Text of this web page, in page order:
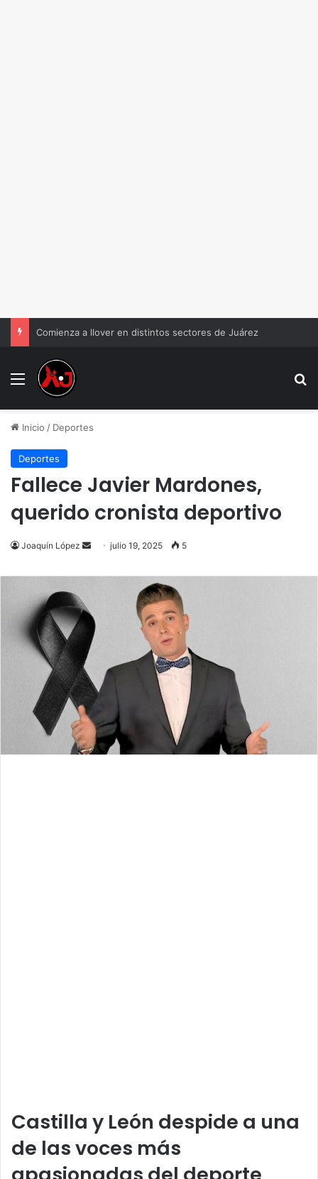
Comienza a llover en distintos sectores de Juárez
Menu
Inicio / Deportes
Deportes
Fallece Javier Mardones,
querido cronista deportivo
Joaquín López
Send
email
julio 19, 2025 5
Castilla y León despide a una
de las voces más